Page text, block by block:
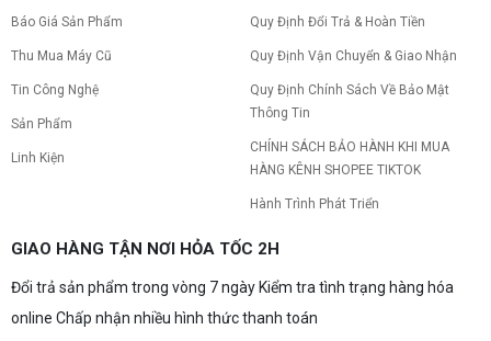
Báo Giá Sản Phẩm
Thu Mua Máy Cũ
Tin Công Nghệ
Sản Phẩm
Linh Kiện
Quy Định Đổi Trả & Hoàn Tiền
Quy Định Vận Chuyển & Giao Nhận
Quy Định Chính Sách Về Bảo Mật
Thông Tin
CHÍNH SÁCH BẢO HÀNH KHI MUA
HÀNG KÊNH SHOPEE TIKTOK
Hành Trình Phát Triển
GIAO HÀNG TẬN NƠI HỎA TỐC 2H
Đổi trả sản phẩm trong vòng 7 ngày Kiểm tra tình trạng hàng hóa
online Chấp nhận nhiều hình thức thanh toán